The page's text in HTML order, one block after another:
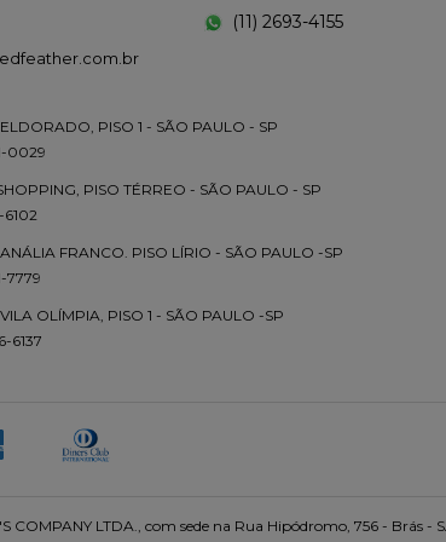
(11) 2693-4155
PISO 1 - SÃO PAULO - SP
0029
PISO TÉRREO - SÃO PAULO - SP
6102
FRANCO. PISO LÍRIO - SÃO PAULO -SP
7779
OLÍMPIA, PISO 1 - SÃO PAULO -SP
6137
COMPANY LTDA., com sede na Rua Hipódromo, 756 - Brás -